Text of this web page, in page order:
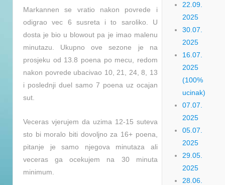
Markannen se vratio nakon povrede i
odigrao vec 6 susreta i to saroliko. U
dosta je bio u blowout pa je imao malenu
minutazu. Ukupno ove sezone je na
prosjeku od 13.8 poena po mecu, redom
nakon povrede ubacivao 10, 21, 24, 8, 13
i poslednji duel samo 7 poena uz ocajan
sut.
Veceras vjerujem da uzima 12-15 suteva
sto bi moralo biti dovoljno za 16+ poena,
pitanje je samo njegova minutaza ali
veceras ga ocekujem na 30 minuta
minimum.
22.09.
2025
30.07.
2025
16.07.
2025
(100%
ucinak)
07.07.
2025
05.07.
2025
29.05.
2025
28.06.